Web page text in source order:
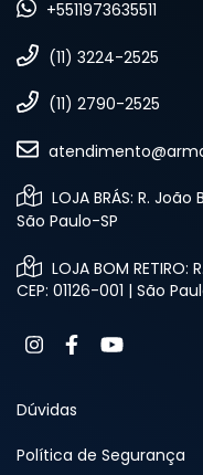
+5511973635511
(11) 3224-2525
(11) 2790-2525
LOJA BRÁS: R.
São Paulo-SP
LOJA BOM
CEP: 01126-001 | São
Dúvidas
Política de Segurança